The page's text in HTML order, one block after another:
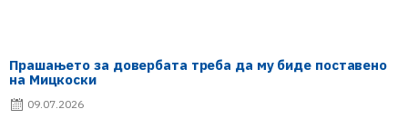
Прашањето за довербата треба да му биде поставено
на Мицкоски
09.07.2026